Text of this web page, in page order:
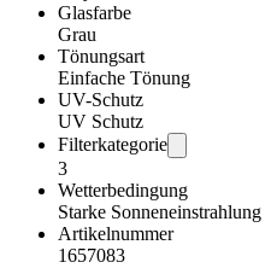
Glasfarbe
Grau
Tönungsart
Einfache Tönung
UV-Schutz
UV Schutz
Filterkategorie
3
Wetterbedingung
Starke Sonneneinstrahlung
Artikelnummer
1657083